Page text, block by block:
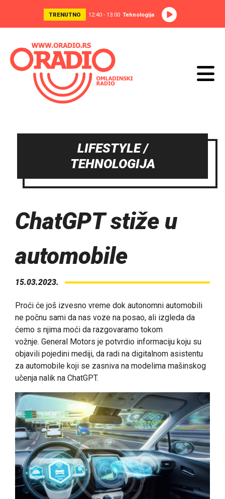
TRENUTNO 12:40 - 13:00 Tehnologija
LIFESTYLE /
TEHNOLOGIJA
ChatGPT stiže u
automobile
15.03.2023.
Proći će još izvesno vreme dok autonomni automobili
ne počnu sami da nas voze na posao, ali izgleda da
ćemo s njima moći da razgovaramo tokom
vožnje. General Motors je potvrdio informaciju koju su
objavili pojedini mediji, da radi na digitalnom asistentu
za automobile koji se zasniva na modelima mašinskog
učenja nalik na ChatGPT.